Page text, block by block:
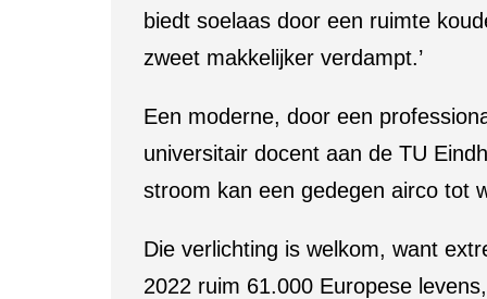
biedt soelaas door een ruimte
zweet makkelijker verdampt.’
Een moderne, door een
universitair docent aan de TU
stroom kan een gedegen airco tot
Die verlichting is welkom, want
2022 ruim 61.000 Europese